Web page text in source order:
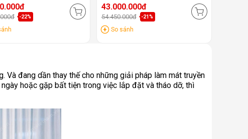
-22%
43.000.000đ
54.450.000đ -21%
So sánh
đang dần thay thế cho những giải pháp làm mát truyền
hoặc gặp bất tiện trong việc lắp đặt và tháo dỡ, thì